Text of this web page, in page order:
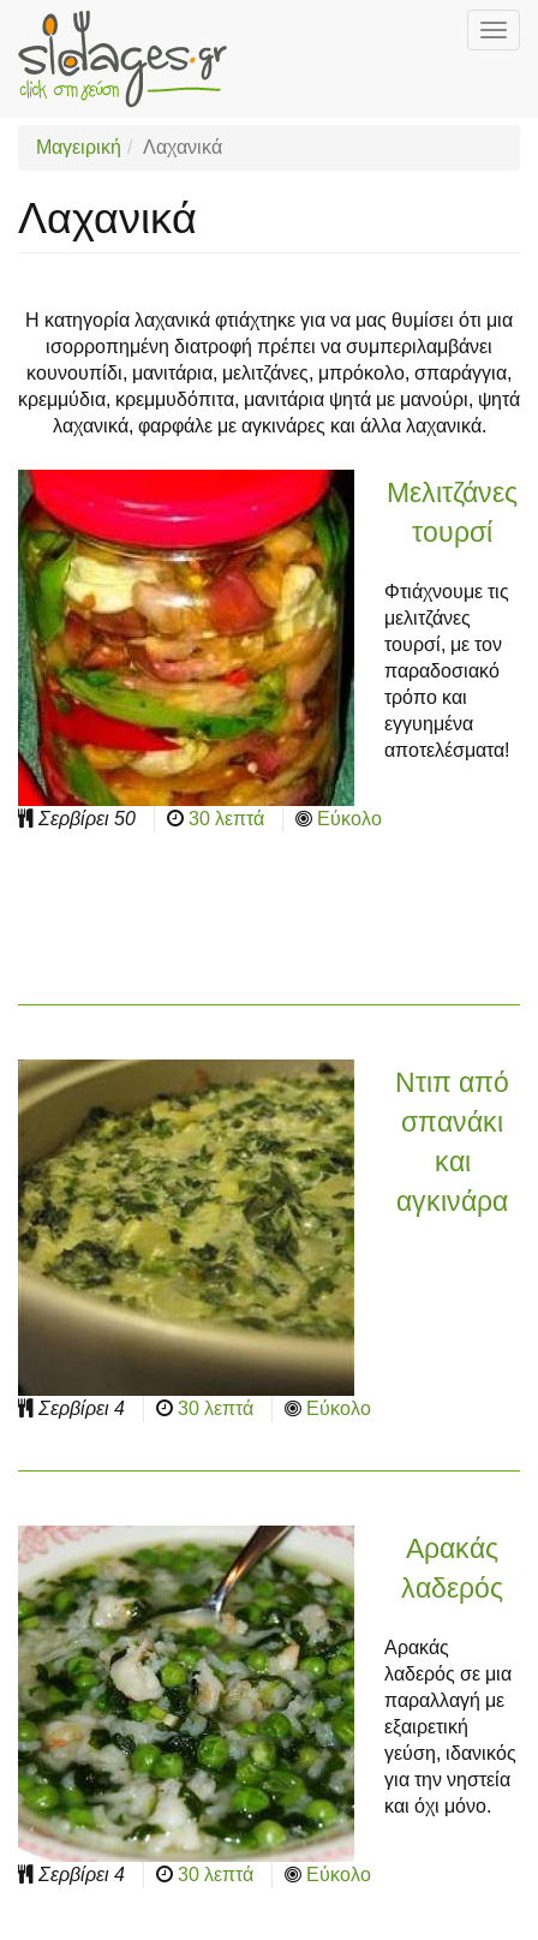
Skip
mainΜαγειρική Λαχανικά
Λαχανικά
Η κατηγορία λαχανικά φτιάχτηκε για να μας θυμίσει ότι μια
ισορροπημένη διατροφή πρέπει να συμπεριλαμβάνει
κουνουπίδι, μανιτάρια, μελιτζάνες, μπρόκολο, σπαράγγια,
κρεμμύδια, κρεμμυδόπιτα, μανιτάρια ψητά με μανούρι, ψητά
λαχανικά, φαρφάλε με αγκινάρες και άλλα λαχανικά.
Μελιτζάνες
τουρσί
Φτιάχνουμε τις
μελιτζάνες
τουρσί, με τον
παραδοσιακό
τρόπο και
εγγυημένα
αποτελέσματα!
Σερβίρει 50 30 λεπτά Εύκολο
Ντιπ από
σπανάκι
και
αγκινάρα
Σερβίρει 4 30 λεπτά Εύκολο
Αρακάς
λαδερός
Αρακάς
λαδερός σε μια
παραλλαγή με
εξαιρετική
γεύση, ιδανικός
για την νηστεία
και όχι μόνο.
Σερβίρει 4 30 λεπτά Εύκολο